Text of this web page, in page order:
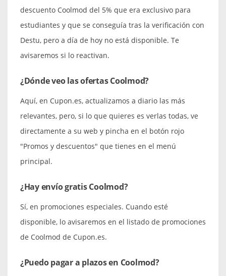
descuento Coolmod del 5% que era exclusivo para
estudiantes y que se conseguía tras la verificación con
Destu, pero a día de hoy no está disponible. Te
avisaremos si lo reactivan.
¿Dónde veo las ofertas Coolmod?
Aquí, en Cupon.es, actualizamos a diario las más
relevantes, pero, si lo que quieres es verlas todas, ve
directamente a su web y pincha en el botón rojo
"Promos y descuentos" que tienes en el menú
principal.
¿Hay envío gratis Coolmod?
Sí, en promociones especiales. Cuando esté
disponible, lo avisaremos en el listado de promociones
de Coolmod de Cupon.es.
¿Puedo pagar a plazos en Coolmod?